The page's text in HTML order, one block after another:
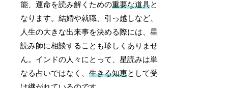
能、運命を読み解くための重要な道具と
なります。結婚や就職、引っ越しなど、
人生の大きな出来事を決める際には、星
読み師に相談することも珍しくありませ
ん。インドの人々にとって、星読みは単
なる占いではなく、生きる知恵として受